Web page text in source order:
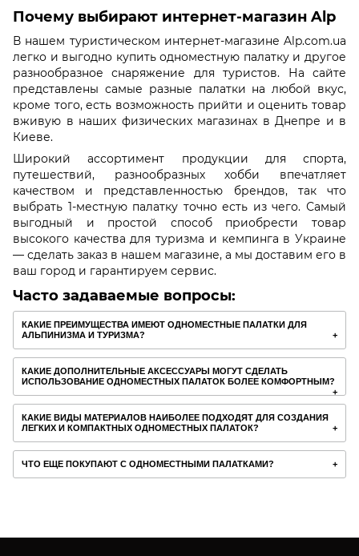
Почему выбирают интернет-магазин Alp
В нашем туристическом интернет-магазине Alp.com.ua
легко и выгодно купить одноместную палатку и другое
разнообразное снаряжение для туристов. На сайте
представлены самые разные палатки на любой вкус,
кроме того, есть возможность прийти и оценить товар
вживую в наших физических магазинах в Днепре и в
Киеве.
Широкий ассортимент продукции для спорта,
путешествий, разнообразных хобби впечатляет
качеством и представленностью брендов, так что
выбрать 1-местную палатку точно есть из чего. Самый
выгодный и простой способ приобрести товар
высокого качества для туризма и кемпинга в Украине
— сделать заказ в нашем магазине, а мы доставим его в
ваш город и гарантируем сервис.
Часто задаваемые вопросы:
КАКИЕ ПРЕИМУЩЕСТВА ИМЕЮТ ОДНОМЕСТНЫЕ ПАЛАТКИ ДЛЯ
АЛЬПИНИЗМА И ТУРИЗМА?
КАКИЕ ДОПОЛНИТЕЛЬНЫЕ АКСЕССУАРЫ МОГУТ СДЕЛАТЬ
ИСПОЛЬЗОВАНИЕ ОДНОМЕСТНЫХ ПАЛАТОК БОЛЕЕ КОМФОРТНЫМ?
КАКИЕ ВИДЫ МАТЕРИАЛОВ НАИБОЛЕЕ ПОДХОДЯТ ДЛЯ СОЗДАНИЯ
ЛЕГКИХ И КОМПАКТНЫХ ОДНОМЕСТНЫХ ПАЛАТОК?
ЧТО ЕЩЕ ПОКУПАЮТ С ОДНОМЕСТНЫМИ ПАЛАТКАМИ?